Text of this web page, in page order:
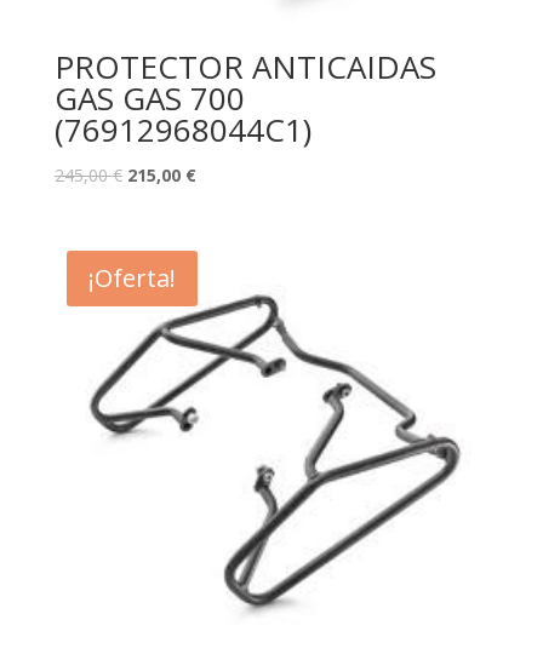
PROTECTOR ANTICAIDAS
GAS GAS 700
(76912968044C1)
245,00€ 215,00 €
¡Oferta!